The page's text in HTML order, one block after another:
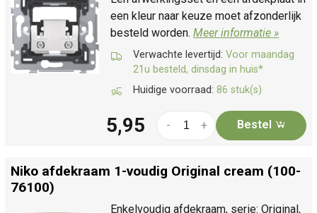
een kleur naar keuze moet afzonderlijk
besteld worden. Meer informatie »
Verwachte levertijd: Voor maandag
21u besteld, dinsdag in huis*
Huidige voorraad: 86 stuk(s)
5,95 +
- Bestel
Niko afdekraam 1-voudig Original cream (100-
76100)
Enkelvoudig afdekraam, serie: Original,